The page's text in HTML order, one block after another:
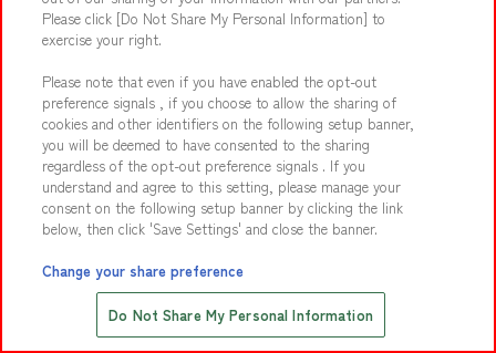
Interview/filming info
Partnership Inquiry
Facility production info
Save with Online Tickets
Please click [Do Not Share My Personal Information] to
exercise your right.
Please note that even if you have enabled the opt-out
preference signals , if you choose to allow the sharing of
cookies and other identifiers on the following setup banner,
you will be deemed to have consented to the sharing
regardless of the opt-out preference signals . If you
understand and agree to this setting, please manage your
consent on the following setup banner by clicking the link
below, then click 'Save Settings' and close the banner.
Change your share preference
Do Not Share My Personal Information